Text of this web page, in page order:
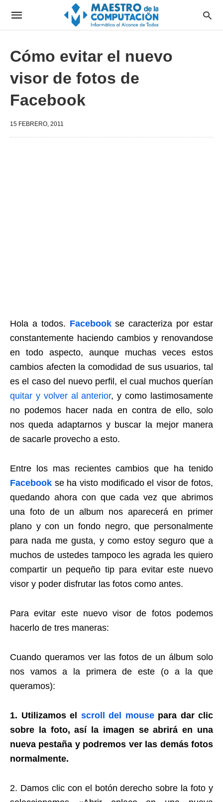
Cómo evitar el nuevo
visor de fotos de
Facebook
15 FEBRERO, 2011
Hola a todos. Facebookse caracteriza por estar
constantemente haciendo cambios y renovandose
en todo aspecto, aunque muchas veces estos
cambios afecten la comodidad de sus usuarios, tal
es el caso del nuevo perfil, el cual muchos querían
quitar y volver al anterior, y como lastimosamente
no podemos hacer nada en contra de ello, solo
nos queda adaptarnos y buscar la mejor manera
de sacarle provecho a esto.
Entre los mas recientes cambios que ha tenido
Facebook se ha visto modificado el visor de fotos,
quedando ahora con que cada vez que abrimos
una foto de un album nos aparecerá en primer
plano y con un fondo negro, que personalmente
para nada me gusta, y como estoy seguro que a
muchos de ustedes tampoco les agrada les quiero
compartir un pequeño tip para evitar este nuevo
visor y poder disfrutar las fotos como antes.
Para evitar este nuevo visor de fotos podemos
hacerlo de tres maneras:
Cuando queramos ver las fotos de un álbum solo
nos vamos a la primera de este (o a la que
queramos):
1. Utilizamos el scroll del mousepara dar clic
sobre la foto, así la imagen se abrirá en una
nueva pestaña y podremos ver las demás fotos
normalmente.
2. Damos clic con el botón derecho sobre la foto y